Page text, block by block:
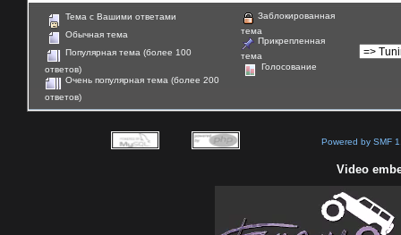
Тема с Вашими ответами
Обычная тема
Популярная тема (более 100
ответов)
Очень популярная тема (более 200
ответов)
Заблокированная
тема
Прикрепленная
тема
Голосование
Powered by SMF
Video